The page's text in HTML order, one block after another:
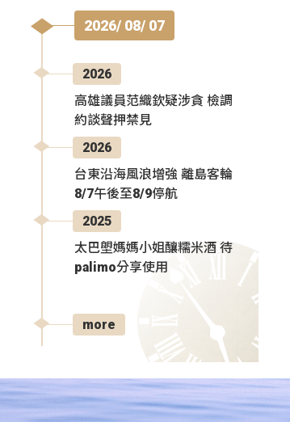
2026/ 08/ 07
2026
高雄議員范織欽疑涉貪 檢調
約談聲押禁見
2026
台東沿海風浪增強 離島客輪
8/7午後至8/9停航
2025
太巴塱媽媽小姐釀糯米酒 待
palimo分享使用
more